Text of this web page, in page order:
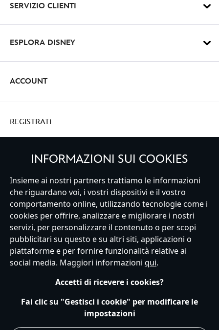
SERVIZIO CLIENTI
ESPLORA DISNEY
ACCOUNT
REGISTRATI
Italy
Servizio Clienti Termini d'Uso Trova Negozio
Mappa del Sito
Normativa Europea sul trattamento dei dati personali
Informativa sulla privacy
Politica dei Cookie
Informativa sulla privacy UE
Termini e Condizioni generali
Gestisci le impostazioni dei Cookies
s172 Statements
INFORMAZIONI SUI COOKIES
Insieme ai nostri partners trattiamo le informazioni
che riguardano voi, i vostri dispositivi e il vostro
comportamento online, utilizzando tecnologie come i
cookies per offrire, analizzare e migliorare i nostri
servizi, per personalizzare il contenuto o per scopi
pubblicitari su questo e su altri siti, applicazioni o
piattaforme e per fornire funzionalità relative ai
social media. Maggiori informazioni qui.
Accetti di ricevere i cookies?
Fai clic su "Gestisci i cookie" per modificare le
impostazioni